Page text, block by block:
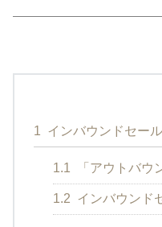
1 インバウンドセー
1.1 「アウトバウ
1.2 インバウンド